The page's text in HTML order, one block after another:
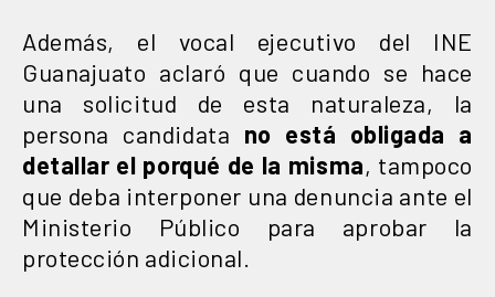
Además, el vocal ejecutivo del INE
Guanajuato aclaró que cuando se hace
una solicitud de esta naturaleza, la
persona candidata no está obligada a
detallar el porqué de la misma, tampoco
que deba interponer una denuncia ante el
Ministerio Público para aprobar la
protección adicional.